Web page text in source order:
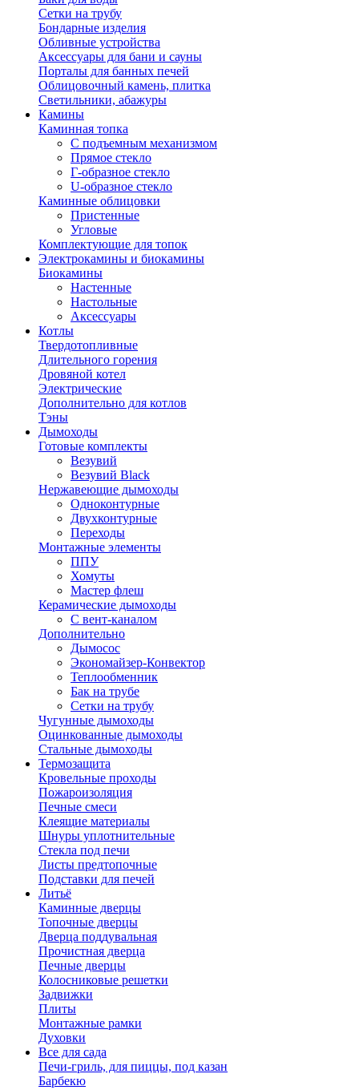
Сетки на трубу
Бондарные изделия
Обливные устройства
Аксессуары для бани и сауны
Порталы для банных печей
Облицовочный камень, плитка
Светильники, абажуры
Камины
Каминная топка
С подъемным механизмом
Прямое стекло
Г-образное стекло
U-образное стекло
Каминные облицовки
Пристенные
Угловые
Комплектующие для топок
Электрокамины и биокамины
Биокамины
Настенные
Настольные
Аксессуары
Котлы
Твердотопливные
Длительного горения
Дровяной котел
Электрические
Дополнительно для котлов
Тэны
Дымоходы
Готовые комплекты
Везувий
Везувий Black
Нержавеющие дымоходы
Одноконтурные
Двухконтурные
Переходы
Монтажные элементы
ППУ
Хомуты
Мастер флеш
Керамические дымоходы
С вент-каналом
Дополнительно
Дымосос
Экономайзер-Конвектор
Теплообменник
Бак на трубе
Сетки на трубу
Чугунные дымоходы
Оцинкованные дымоходы
Стальные дымоходы
Термозащита
Кровельные проходы
Пожароизоляция
Печные смеси
Клеящие материалы
Шнуры уплотнительные
Стекла под печи
Листы предтопочные
Подставки для печей
Литьё
Каминные дверцы
Топочные дверцы
Дверца поддувальная
Прочистная дверца
Печные дверцы
Колосниковые решетки
Задвижки
Плиты
Монтажные рамки
Духовки
Все для сада
Печи-гриль, для пиццы, под казан
Барбекю